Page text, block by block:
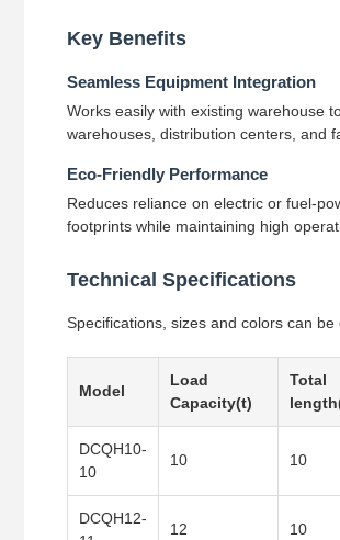
Key Benefits
Seamless Equipment Integration
Works easily with existing warehouse
warehouses, distribution centers, and
Eco-Friendly Performance
Reduces reliance on electric or fuel-
footprints while maintaining high
Technical Specifications
Specifications, sizes and colors can
Model
Load
Capacity(t)
Total
DCQH10-
10
10 10
DCQH12-
12 10